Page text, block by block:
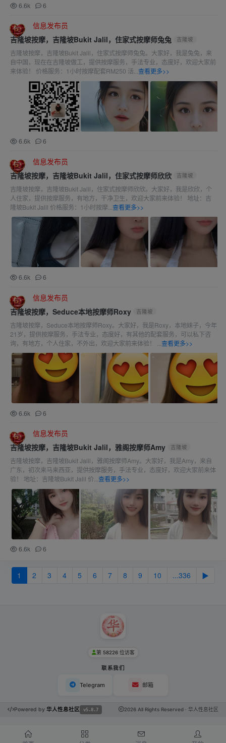
6.6k 6
信息发布员
吉隆坡按摩，吉隆坡Bukit Jalil，住家式按摩师兔兔
吉隆坡
吉隆坡按摩，吉隆坡Bukit Jalil，住家式按摩师兔兔。大家好，我是兔兔，来
自中国，现在在吉隆坡做工，提供按摩服务，手法专业，态度好，欢迎大家前
来体验！ 价格服务：1小时按摩配套RM250 活...查看更多>>
6.6k 6
信息发布员
吉隆坡按摩，吉隆坡Bukit Jalil，住家式按摩师欣欣
吉隆坡
吉隆坡按摩，吉隆坡Bukit Jalil，住家式按摩师欣欣。大家好，我是欣欣，个
人住家，提供按摩服务，有地方，干净卫生，欢迎大家前来体验！ 地址：吉
隆坡Bukit Jalil 价格服务：1小时按摩...查看更多>>
6.6k 6
信息发布员
吉隆坡按摩，Seduce本地按摩师Roxy
吉隆坡
吉隆坡按摩，Seduce本地按摩师Roxy。大家好，我是Roxy，本地妹子，今年
21岁，提供按摩服务，手法专业，态度好，有其他的配套服务，可以私下咨
询，有地方，个人住家，不外出，欢迎大家前来体验！ ...查看更多>>
6.6k 6
信息发布员
吉隆坡按摩，吉隆坡Bukit Jalil，雅阁按摩师Amy
吉隆坡
吉隆坡按摩，吉隆坡Bukit Jalil，雅阁按摩师Amy。大家好，我是Amy，来自
广东，初次来马来西亚，提供按摩服务，手法专业，态度好，欢迎大家前来体
验！ 地址：吉隆坡Bukit Jalil 价...查看更多>>
6.6k 6
1 2 3 4 5 6 7 8 9 10 ...336 ▶
第 58226 位访客
联系我们
Telegram 邮箱
Powered by 华人性息社区 v5.8.7 2026 All Rights Reserved · 华人性息社区